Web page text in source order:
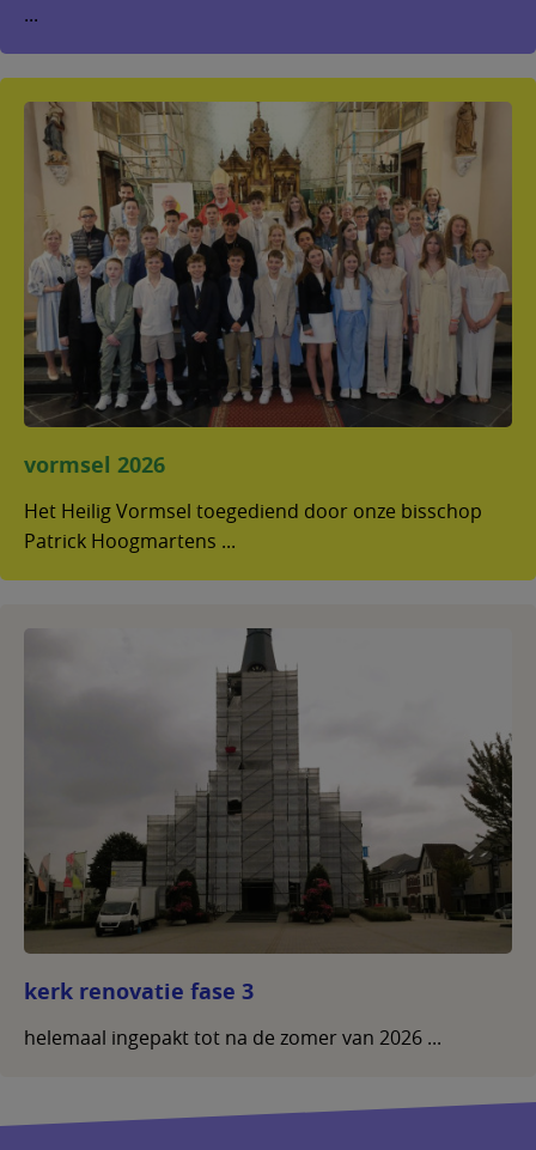
...
vormsel 2026
Het Heilig Vormsel toegediend door onze bisschop
Patrick Hoogmartens ...
kerk renovatie fase 3
helemaal ingepakt tot na de zomer van 2026 ...